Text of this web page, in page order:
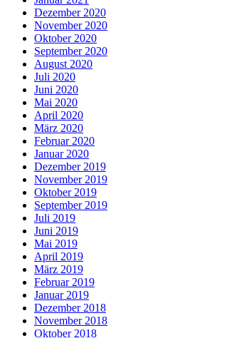
Dezember 2020
November 2020
Oktober 2020
September 2020
August 2020
Juli 2020
Juni 2020
Mai 2020
April 2020
März 2020
Februar 2020
Januar 2020
Dezember 2019
November 2019
Oktober 2019
September 2019
Juli 2019
Juni 2019
Mai 2019
April 2019
März 2019
Februar 2019
Januar 2019
Dezember 2018
November 2018
Oktober 2018